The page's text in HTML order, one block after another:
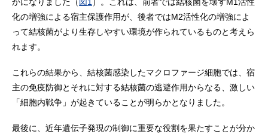
化の増強による宿主保護作用が、後者ではM2活性化の増強によ
って結核菌がより生存しやすい環境が作られているものと考えら
れます。
これらの結果から、結核菌感染したマクロファージ細胞では、宿
主の免疫防御とそれに対する結核菌の逃避作用からなる、激しい
「細胞内戦争」が起きていることが明らかとなりました。
最後に、近年遺伝子発現の制御に重要な役割を果たすことが分か